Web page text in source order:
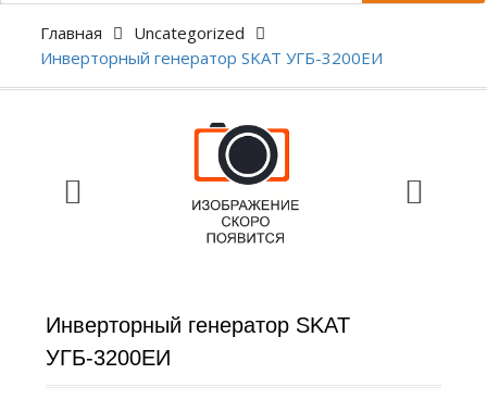
Главная
Uncategorized
Инверторный генератор SKAT УГБ-3200ЕИ
Инверторный генератор SKAT
УГБ-3200ЕИ